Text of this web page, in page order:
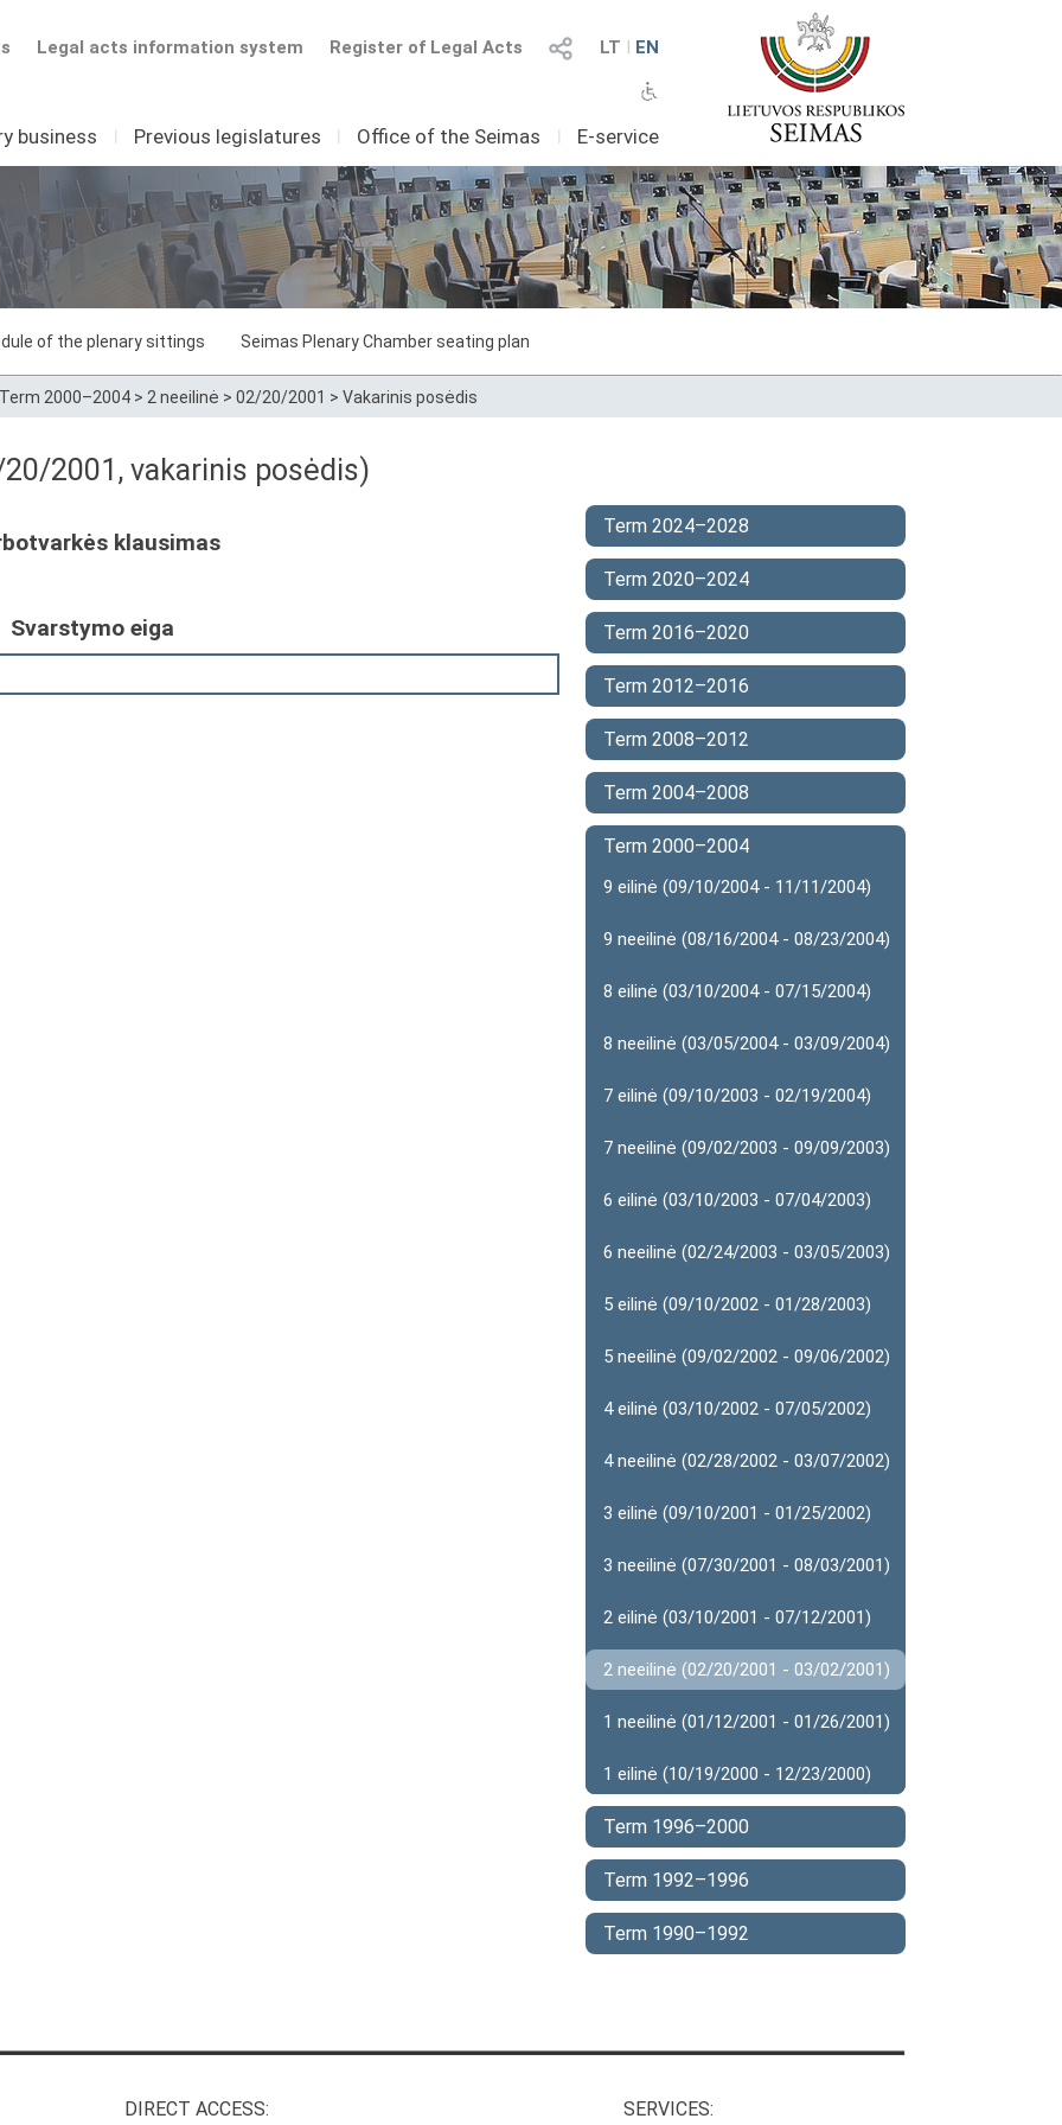
LT I EN
Register of Legal Acts
Legal acts information system
business I Previous legislatures I Office of the Seimas I E-service
of the plenary sittings Seimas Plenary Chamber seating plan
Term 2000–2004 > 2 neeilinė > 02/20/2001 > Vakarinis posėdis
2001, vakarinis posėdis)
klausimas
Svarstymo eiga
Term 2024–2028
Term 2020–2024
Term 2016–2020
Term 2012–2016
Term 2008–2012
Term 2004–2008
Term 2000–2004
9 eilinė (09/10/2004 - 11/11/2004)
9 neeilinė (08/16/2004 - 08/23/2004)
8 eilinė (03/10/2004 - 07/15/2004)
8 neeilinė (03/05/2004 - 03/09/2004)
7 eilinė (09/10/2003 - 02/19/2004)
7 neeilinė (09/02/2003 - 09/09/2003)
6 eilinė (03/10/2003 - 07/04/2003)
6 neeilinė (02/24/2003 - 03/05/2003)
5 eilinė (09/10/2002 - 01/28/2003)
5 neeilinė (09/02/2002 - 09/06/2002)
4 eilinė (03/10/2002 - 07/05/2002)
4 neeilinė (02/28/2002 - 03/07/2002)
3 eilinė (09/10/2001 - 01/25/2002)
3 neeilinė (07/30/2001 - 08/03/2001)
2 eilinė (03/10/2001 - 07/12/2001)
2 neeilinė (02/20/2001 - 03/02/2001)
1 neeilinė (01/12/2001 - 01/26/2001)
1 eilinė (10/19/2000 - 12/23/2000)
Term 1996–2000
Term 1992–1996
Term 1990–1992
DIRECT ACCESS: SERVICES: